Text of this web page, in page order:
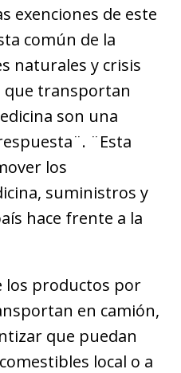
exenciones de este
común de la
naturales y crisis
que transportan
son una
¨Esta
los
suministros y
hace frente a la
los productos por
en camión,
que puedan
local o a